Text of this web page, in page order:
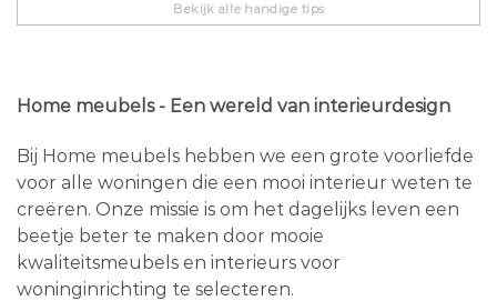
Bekijk alle handige tips
Home meubels - Een wereld van interieurdesign
Bij Home meubels hebben we een grote voorliefde
voor alle woningen die een mooi interieur weten te
creëren. Onze missie is om het dagelijks leven een
beetje beter te maken door mooie
kwaliteitsmeubels en interieurs voor
woninginrichting te selecteren.